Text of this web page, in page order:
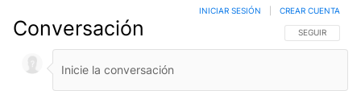
Conversación SIGA ESTA
SEGUIR
INICIAR SESIÓN CREAR CUENTA